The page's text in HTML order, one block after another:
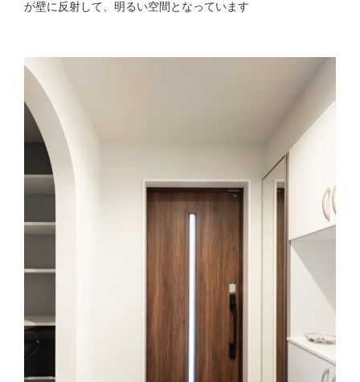
が壁に反射して、明るい空間となっています